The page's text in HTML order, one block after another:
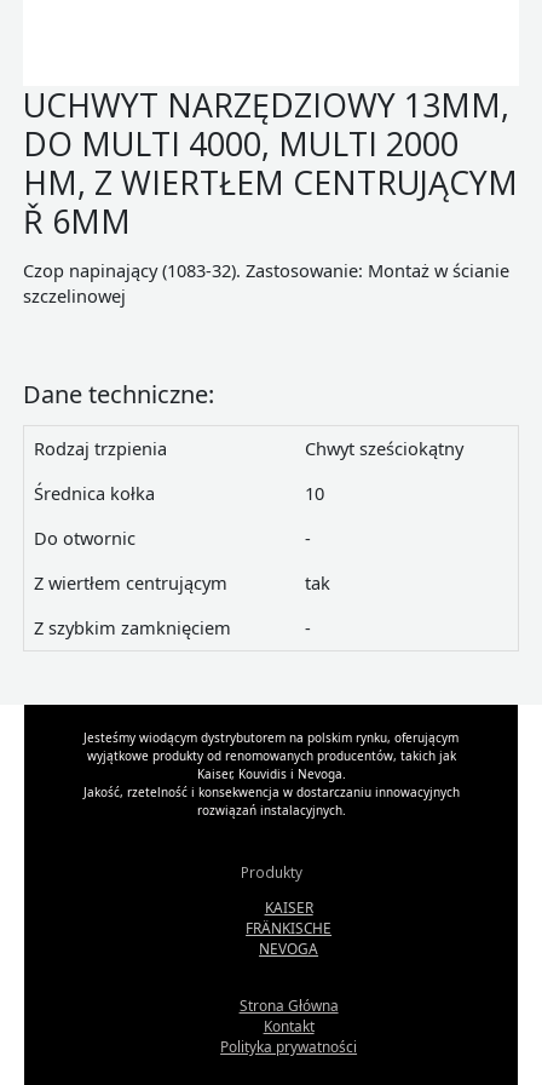
UCHWYT NARZĘDZIOWY 13MM,
DO MULTI 4000, MULTI 2000
HM, Z WIERTŁEM CENTRUJĄCYM
Ř 6MM
Czop napinający (1083-32). Zastosowanie: Montaż w ścianie
szczelinowej
Dane techniczne:
Rodzaj trzpienia
Chwyt sześciokątny
Średnica kołka
10
Do otwornic
-
Z wiertłem centrującym
tak
Z szybkim zamknięciem
-
Jesteśmy wiodącym dystrybutorem na polskim rynku, oferującym
wyjątkowe produkty od renomowanych producentów, takich jak
Kaiser, Kouvidis i Nevoga.
Jakość, rzetelność i konsekwencja w dostarczaniu innowacyjnych
rozwiązań instalacyjnych.
Produkty
KAISER
FRÄNKISCHE
NEVOGA
Strona Główna
Kontakt
Polityka prywatności